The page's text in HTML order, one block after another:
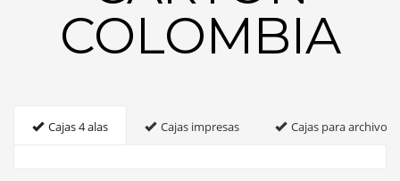
COLOMBIA
Cajas 4 alas Cajas impresas Cajas para archivo